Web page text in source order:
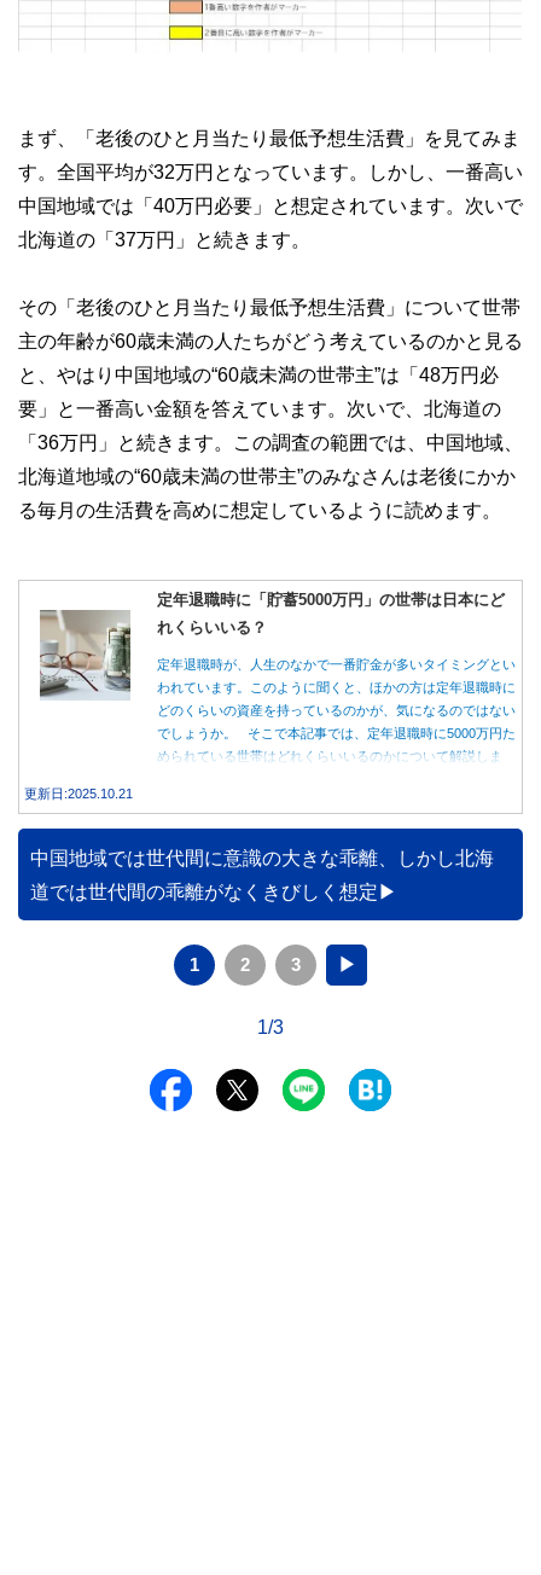
まず、「老後のひと月当たり最低予想生活費」を見てみま
す。全国平均が32万円となっています。しかし、一番高い
中国地域では「40万円必要」と想定されています。次いで
北海道の「37万円」と続きます。
その「老後のひと月当たり最低予想生活費」について世帯
主の年齢が60歳未満の人たちがどう考えているのかと見る
と、やはり中国地域の“60歳未満の世帯主”は「48万円必
要」と一番高い金額を答えています。次いで、北海道の
「36万円」と続きます。この調査の範囲では、中国地域、
北海道地域の“60歳未満の世帯主”のみなさんは老後にかか
る毎月の生活費を高めに想定しているように読めます。
定年退職時に「貯蓄5000万円」の世帯は日本にど
れくらいいる？
定年退職時が、人生のなかで一番貯金が多いタイミングとい
われています。このように聞くと、ほかの方は定年退職時に
どのくらいの資産を持っているのかが、気になるのではない
でしょうか。 そこで本記事では、定年退職時に5000万円た
められている世帯はどれくらいいるのかについて解説しま
更新日:2025.10.21
中国地域では世代間に意識の大きな乖離、しかし北海
道では世代間の乖離がなくきびしく想定
1 2 3 ▶
1/3